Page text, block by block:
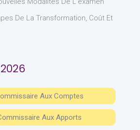
De La Transformation, Coût Et
Aux Comptes
Aux Apports